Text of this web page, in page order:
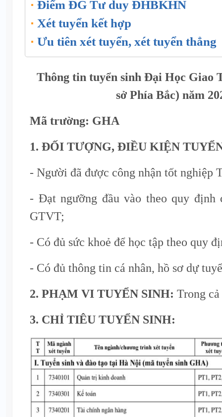
Điểm ĐG Tư duy ĐHBKHN
Xét tuyển kết hợp
Ưu tiên xét tuyển, xét tuyển thẳng
Thông tin tuyển sinh Đại Học Giao
sở Phía Bắc) năm
Mã trường: GHA
1. ĐỐI TƯỢNG, ĐIỀU KIỆN
- Người đã được công nhận tốt nghiệp
- Đạt ngưỡng đầu vào theo quy định
GTVT;
- Có đủ sức khoẻ để học tập theo quy
- Có đủ thông tin cá nhân, hồ sơ dự
2. PHẠM VI TUYỂN SINH: Trong
3. CHỈ TIÊU TUYỂN SINH: